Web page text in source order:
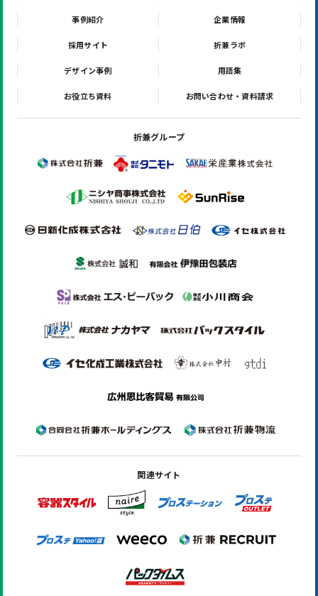
事例紹介 企業情報
採用サイト 折兼ラボ
デザイン事例 用語集
お役立ち資料 お問い合わせ・資料請求
折兼グループ
関連サイト